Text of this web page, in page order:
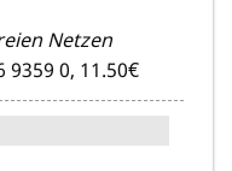
Netzen
9359 0, 11.50€